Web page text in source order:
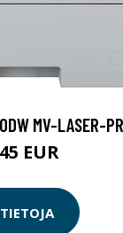
MV-LASER-
EUR